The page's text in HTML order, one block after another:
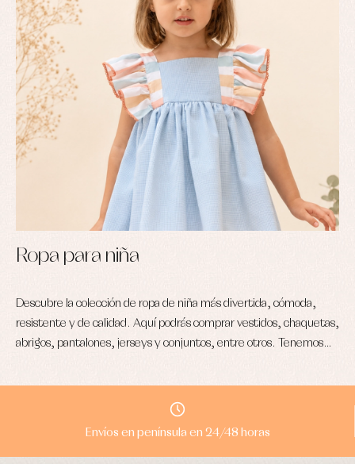
Ropa para niña
Descubre la colección de ropa de niña más divertida, cómoda,
resistente y de calidad. Aquí podrás comprar vestidos, chaquetas,
abrigos, pantalones, jerseys y conjuntos, entre otros. Tenemos
Envíos en península en 24/48 horas